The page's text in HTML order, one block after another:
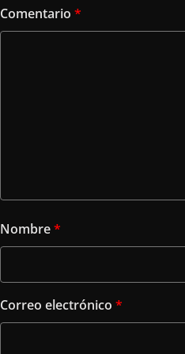
Comentario *
Nombre*
Correo electrónico *